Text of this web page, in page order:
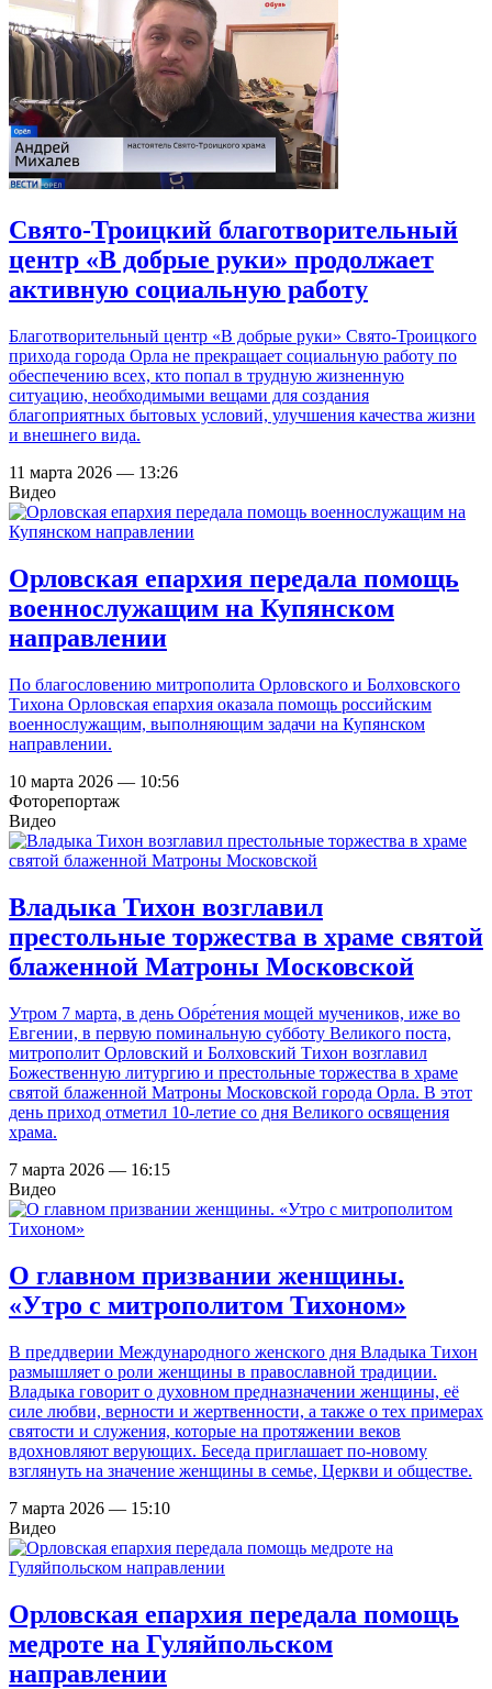
Свято-Троицкий благотворительный
центр «В добрые руки» продолжает
активную социальную работу
Благотворительный центр «В добрые руки» Свято-Троицкого
прихода города Орла не прекращает социальную работу по
обеспечению всех, кто попал в трудную жизненную
ситуацию, необходимыми вещами для создания
благоприятных бытовых условий, улучшения качества жизни
и внешнего вида.
11 марта 2026 — 13:26
Видео
Орловская епархия передала помощь
военнослужащим на Купянском
направлении
По благословению митрополита Орловского и Болховского
Тихона Орловская епархия оказала помощь российским
военнослужащим, выполняющим задачи на Купянском
направлении.
10 марта 2026 — 10:56
Фоторепортаж
Видео
Владыка Тихон возглавил
престольные торжества в храме святой
блаженной Матроны Московской
Утром 7 марта, в день Обре́тения мощей мучеников, иже во
Евгении, в первую поминальную субботу Великого поста,
митрополит Орловский и Болховский Тихон возглавил
Божественную литургию и престольные торжества в храме
святой блаженной Матроны Московской города Орла. В этот
день приход отметил 10-летие со дня Великого освящения
храма.
7 марта 2026 — 16:15
Видео
О главном призвании женщины.
«Утро с митрополитом Тихоном»
В преддверии Международного женского дня Владыка Тихон
размышляет о роли женщины в православной традиции.
Владыка говорит о духовном предназначении женщины, её
силе любви, верности и жертвенности, а также о тех примерах
святости и служения, которые на протяжении веков
вдохновляют верующих. Беседа приглашает по-новому
взглянуть на значение женщины в семье, Церкви и обществе.
7 марта 2026 — 15:10
Видео
Орловская епархия передала помощь
медроте на Гуляйпольском
направлении